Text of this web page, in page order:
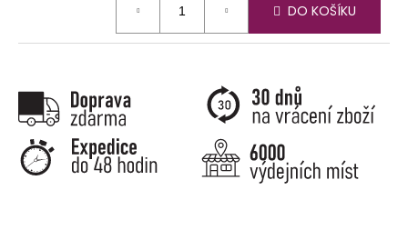
DO KOŠÍKU